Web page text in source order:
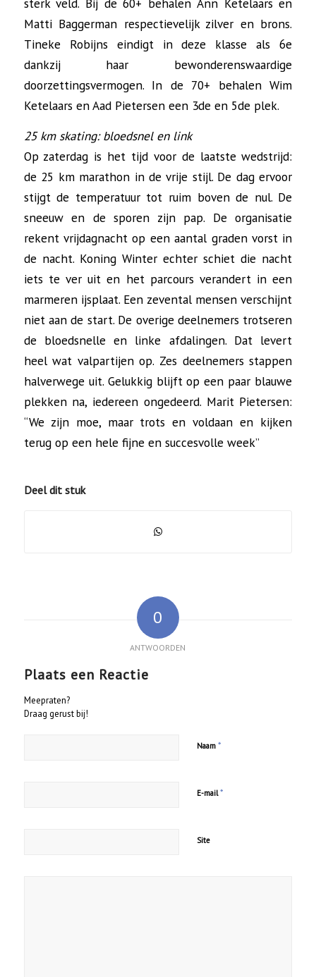
Matti Baggerman respectievelijk zilver en brons.
Tineke Robijns eindigt in deze klasse als 6e
dankzij haar bewonderenswaardige
doorzettingsvermogen. In de 70+ behalen Wim
Ketelaars en Aad Pietersen een 3de en 5de plek.
25 km skating: bloedsnel en link
Op zaterdag is het tijd voor de laatste wedstrijd:
de 25 km marathon in de vrije stijl. De dag ervoor
stijgt de temperatuur tot ruim boven de nul. De
sneeuw en de sporen zijn pap. De organisatie
rekent vrijdagnacht op een aantal graden vorst in
de nacht. Koning Winter echter schiet die nacht
iets te ver uit en het parcours verandert in een
marmeren ijsplaat. Een zevental mensen verschijnt
niet aan de start. De overige deelnemers trotseren
de bloedsnelle en linke afdalingen. Dat levert
heel wat valpartijen op. Zes deelnemers stappen
halverwege uit. Gelukkig blijft op een paar blauwe
plekken na, iedereen ongedeerd. Marit Pietersen:
“We zijn moe, maar trots en voldaan en kijken
terug op een hele fijne en succesvolle week”
Deel dit stuk
0
ANTWOORDEN
Plaats een Reactie
Meepraten?
Draag gerust bij!
Naam *
E-mail*
Site